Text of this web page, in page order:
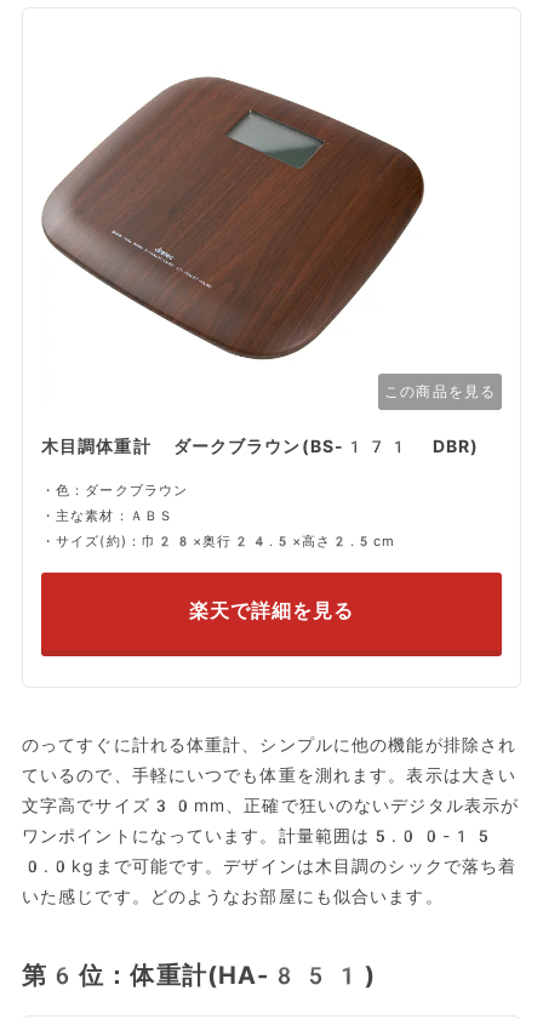
この商品を見る
木目調体重計 ダークブラウン(BS-171 DBR)
・色：ダークブラウン
・主な素材：ＡＢＳ
・サイズ(約)：巾28×奥行24.5×高さ2.5cm
楽天で詳細を見る
のってすぐに計れる体重計、シンプルに他の機能が排除され
ているので、手軽にいつでも体重を測れます。表示は大きい
文字高でサイズ30mm、正確で狂いのないデジタル表示が
ワンポイントになっています。計量範囲は5.00-15
0.0kgまで可能です。デザインは木目調のシックで落ち着
いた感じです。どのようなお部屋にも似合います。
第6位：体重計(HA-851)